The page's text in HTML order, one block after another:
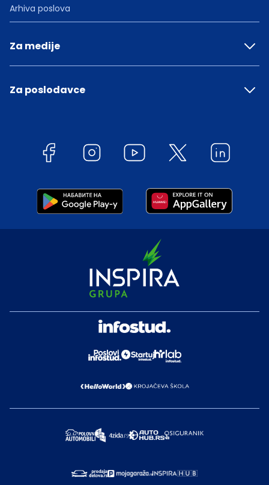
Arhiva poslova
Za medije
Za poslodavce